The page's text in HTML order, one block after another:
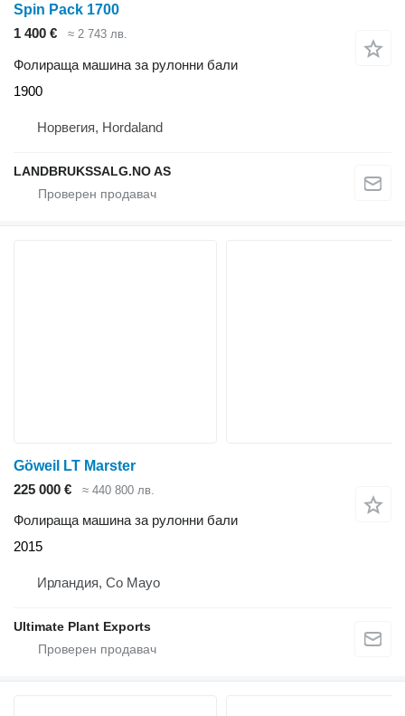
Spin Pack 1700
1 400 €
≈ 2 743 лв.
Фолираща машина за рулонни бали
1900
Норвегия, Hordaland
LANDBRUKSSALG.NO AS
Göweil LT Marster
225 000 €
≈ 440 800 лв.
Фолираща машина за рулонни бали
2015
Ирландия, Co Mayo
Ultimate Plant Exports